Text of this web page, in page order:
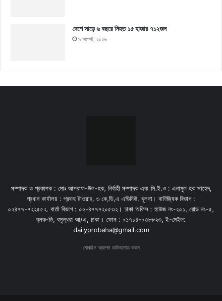
দেশে সাড়ে ৬ বছরে নিহত ১৫ হাজার ৭১২জন
৯ আগস্ট, ২০২৬
সম্পাদক ও প্রকাশক : মোঃ আশরাফ-উল-হক, নির্বাহী সম্পাদক এবং সি.ই.ও : এনামুল হক সাহেদ,
প্রধান কার্যালয় : প্রবাহ টাওয়ার, ৩ কে,ডি,এ এভিনিউ, খুলনা। বাণিজ্যিক বিভাগ :
০২৪৭৭-৭২২৫৫২. বার্তা বিভাগ : ০২-৪৭৭৭২০৫৩২। ঢাকা অফিস : হাউজ নং-২০১, রোড নং-৫,
ব্লক-ডি, বসুন্ধরা আ/এ, ঢাকা। ফোন : ০১৭১৪-০৩৮৮২৩, ই-মেইল:
dailyprobaha@gmail.com
মোবাইল অ্যাপস ডাউনলোড করুন